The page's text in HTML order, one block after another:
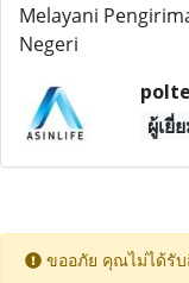
Melayani
Negeri
ผู้เยี่
ขออภัย คุณไม่ได้รั